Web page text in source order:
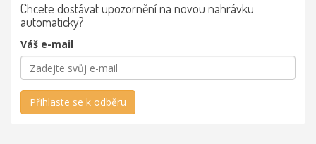
Chcete dostávat upozornění na novou nahrávku
automaticky?
Váš e-mail
Přihlaste se k odběru